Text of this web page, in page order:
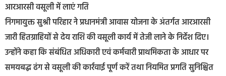
आरआरसी वसूली में लाएं गति
निगमायुक्त सुश्री परिहार ने प्रधानमंत्री आवास योजना के अंतर्गत आरआरसी
जारी हितग्राहियों से देय राशि की वसूली कार्य में तेजी लाने के निर्देश दिए।
उन्होंने कहा कि संबंधित अधिकारी एवं कर्मचारी प्राथमिकता के आधार पर
समयबद्ध ढंग से वसूली की कार्रवाई पूर्ण करें तथा नियमित प्रगति सुनिश्चित